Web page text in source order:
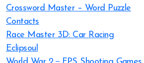
Crossword Master – Word Puzzle
Contacts
Race Master 3D: Car Racing
Eclipsoul